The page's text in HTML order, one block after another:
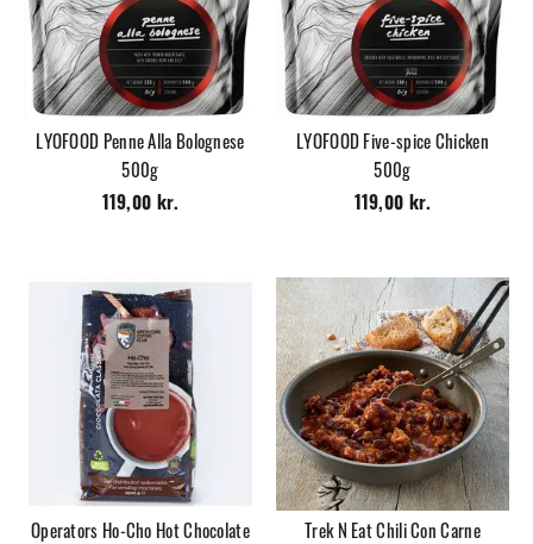
LYOFOOD Penne Alla Bolognese
500g
119,00 kr.
LYOFOOD Five-spice Chicken
500g
119,00 kr.
Operators Ho-Cho Hot Chocolate
Trek N Eat Chili Con Carne